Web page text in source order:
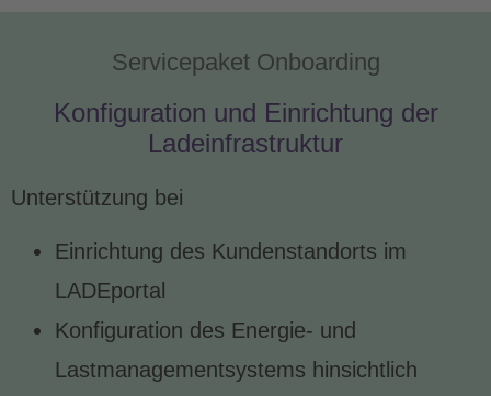
Servicepaket Onboarding
Konfiguration und Einrichtung der
Ladeinfrastruktur
Unterstützung bei
Einrichtung des Kundenstandorts im
LADEportal
Konfiguration des Energie- und
Lastmanagementsystems hinsichtlich